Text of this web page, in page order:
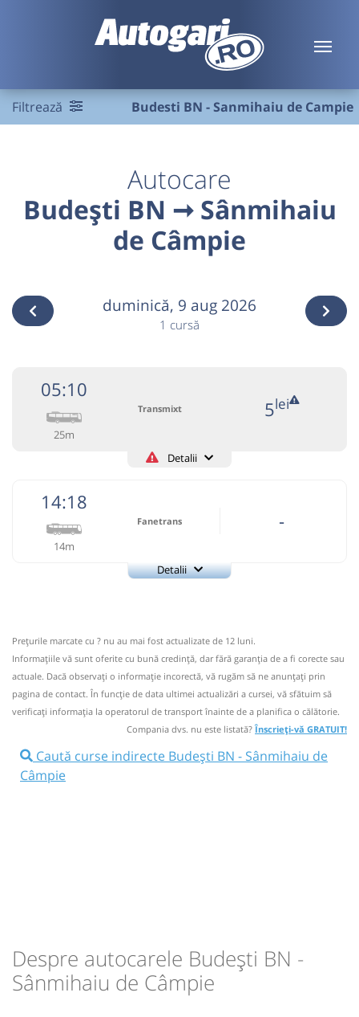
Filtrează Budesti BN - Sanmihaiu de Campie
Autocare
Budești BN ➞ Sânmihaiu
de Câmpie
duminică, 9 aug 2026
1 cursă
05:10
25m
Transmixt 5lei
Detalii
Transmixt SA - Bistrita
Circulă doar luni, marți, miercuri, joi și vineri
Informaţii neactualizate de 4 ani.
05:10 Budești BN Statie Budesti
Autobuz: RETUR BISTRITA - BUDESTI
Afiseaza itinerariu
Sânmihaiu de Câmpie Halta Sânmihaiu
Durată:
14:18
14m
Fanetrans -
Detalii
Info: +4-0745-145.848;+4-0744-639.252
Nu a circulat?Semnalați aici (12 comentarii)
NOU!Pune poze din călătoria ta⤣
14:18 Budești BN Ramificatie
14:22
-
Prețurile marcate cu ? nu au mai fost actualizate de 12 luni.
Informaţiile vă sunt oferite cu bună credinţă, dar fără garanţia de a fi corecte sau
actuale. Dacă observați o informaţie incorectă, vă rugăm să ne anunțați prin
pagina de contact. În funcție de data ultimei actualizări a cursei, vă sfătuim să
verificaţi informaţia la operatorul de transport înainte de a planifica o călătorie.
Compania dvs. nu este listată?Înscrieți-vă GRATUIT!
Caută curse indirecte Budești BN - Sânmihaiu de
Câmpie
Despre autocarele Budești BN -
Sânmihaiu de Câmpie